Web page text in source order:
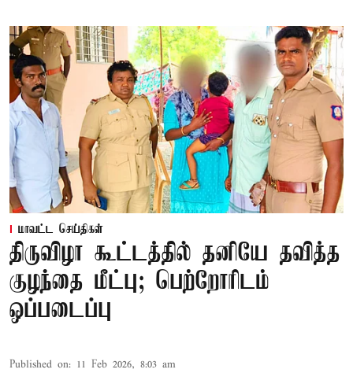
மாவட்ட செய்திகள்
திருவிழா கூட்டத்தில் தனியே தவித்த
குழந்தை மீட்பு; பெற்றோரிடம்
ஒப்படைப்பு
Published on: 11 Feb 2026, 8:03 am